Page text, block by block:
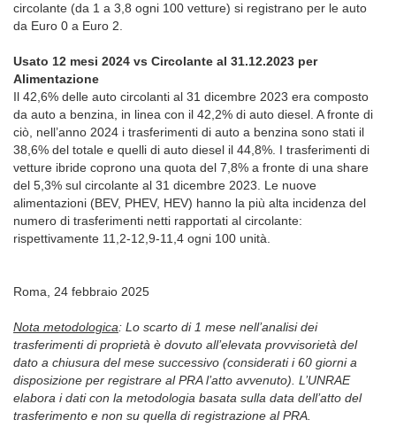
circolante (da 1 a 3,8 ogni 100 vetture) si registrano per le auto
da Euro 0 a Euro 2.
Usato 12 mesi 2024 vs Circolante al 31.12.2023 per
Alimentazione
Il 42,6% delle auto circolanti al 31 dicembre 2023 era composto
da auto a benzina, in linea con il 42,2% di auto diesel. A fronte di
ciò, nell’anno 2024 i trasferimenti di auto a benzina sono stati il
38,6% del totale e quelli di auto diesel il 44,8%. I trasferimenti di
vetture ibride coprono una quota del 7,8% a fronte di una share
del 5,3% sul circolante al 31 dicembre 2023. Le nuove
alimentazioni (BEV, PHEV, HEV) hanno la più alta incidenza del
numero di trasferimenti netti rapportati al circolante:
rispettivamente 11,2-12,9-11,4 ogni 100 unità.
Roma, 24 febbraio 2025
Nota metodologica: Lo scarto di 1 mese nell’analisi dei
trasferimenti di proprietà è dovuto all’elevata provvisorietà del
dato a chiusura del mese successivo (considerati i 60 giorni a
disposizione per registrare al PRA l’atto avvenuto). L’UNRAE
elabora i dati con la metodologia basata sulla data dell’atto del
trasferimento e non su quella di registrazione al PRA.